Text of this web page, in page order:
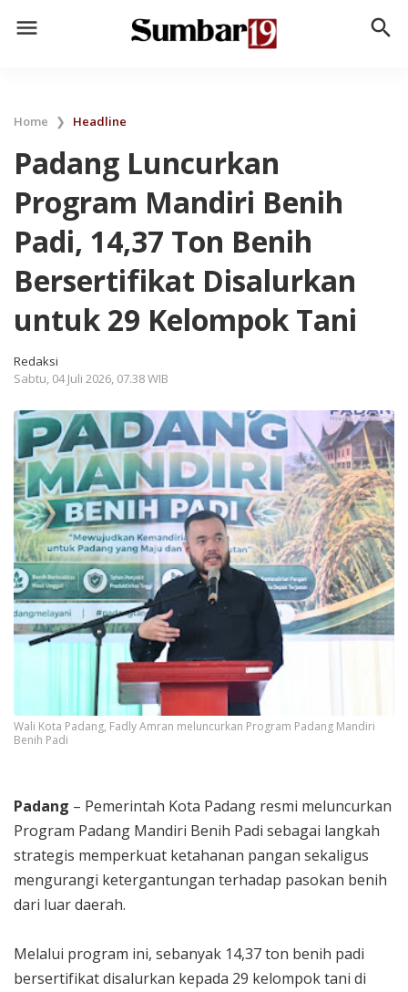
menu search
Home ❯ Headline
Padang Luncurkan
Program Mandiri Benih
Padi, 14,37 Ton Benih
Bersertifikat Disalurkan
untuk 29 Kelompok Tani
Redaksi
Sabtu, 04 Juli 2026, 07.38 WIB
Wali Kota Padang, Fadly Amran meluncurkan Program Padang Mandiri
Benih Padi
Padang – Pemerintah Kota Padang resmi meluncurkan
Program Padang Mandiri Benih Padi sebagai langkah
strategis memperkuat ketahanan pangan sekaligus
mengurangi ketergantungan terhadap pasokan benih
dari luar daerah.
Melalui program ini, sebanyak 14,37 ton benih padi
bersertifikat disalurkan kepada 29 kelompok tani di